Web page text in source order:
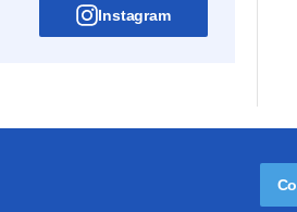
Instagram